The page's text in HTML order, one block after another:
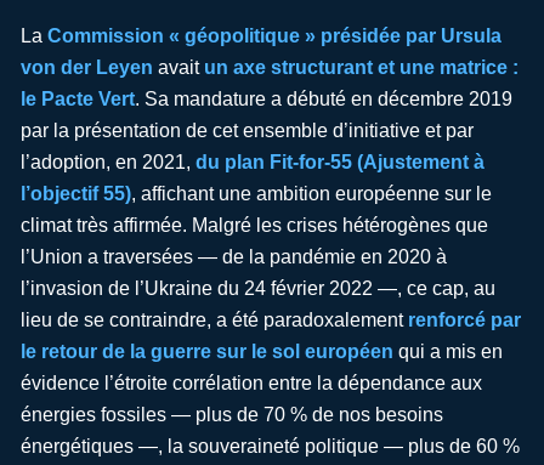
La Commission « géopolitique » présidée par Ursula
von der Leyen avait un axe structurant et une matrice :
le Pacte Vert. Sa mandature a débuté en décembre 2019
par la présentation de cet ensemble d’initiative et par
l’adoption, en 2021, du plan Fit-for-55 (Ajustement à
l’objectif 55), affichant une ambition européenne sur le
climat très affirmée. Malgré les crises hétérogènes que
l’Union a traversées — de la pandémie en 2020 à
l’invasion de l’Ukraine du 24 février 2022 —, ce cap, au
lieu de se contraindre, a été paradoxalement renforcé par
le retour de la guerre sur le sol européen qui a mis en
évidence l’étroite corrélation entre la dépendance aux
énergies fossiles — plus de 70 % de nos besoins
énergétiques —, la souveraineté politique — plus de 60 %